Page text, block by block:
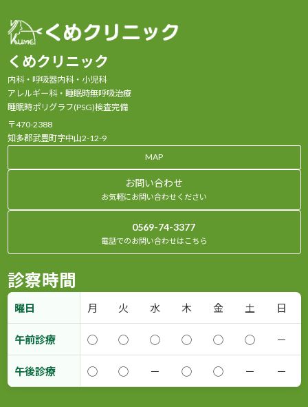
くめクリニック
内科・呼吸器内科・小児科
アレルギー科・睡眠時無呼吸治療
睡眠時ポリグラフ(PSG)検査完備
〒470-2388
知多郡武豊町字中山2-12-9
MAP
お問い合わせ
お気軽にお問い合わせください
0569-74-3377
電話でのお問い合わせはこちら
診察時間
曜日 月 火 水 木 金 土 日
午前診療 ◯ ◯ ◯ ◯ ◯ ◯ －
午後診療 ◯ ◯ － ◯ ◯ － －